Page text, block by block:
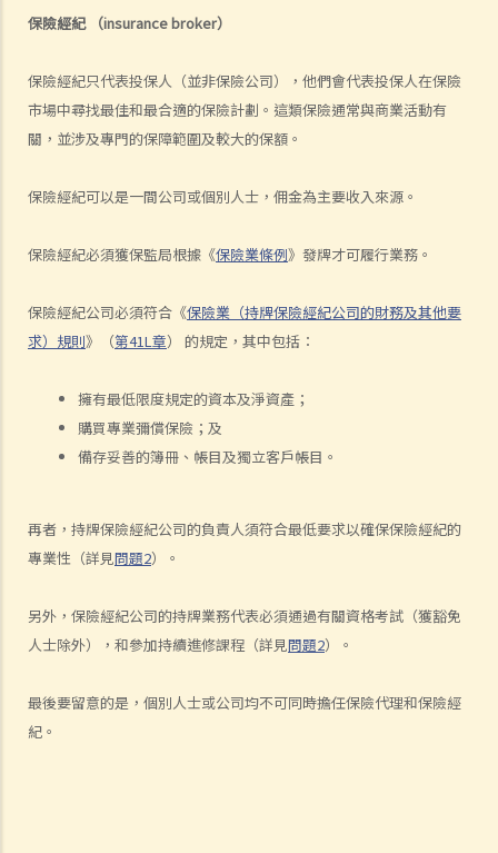
保險經紀 （insurance broker）
保險經紀只代表投保人（並非保險公司），他們會代表投保人在保險
市場中尋找最佳和最合適的保險計劃。這類保險通常與商業活動有
關，並涉及專門的保障範圍及較大的保額。
保險經紀可以是一間公司或個別人士，佣金為主要收入來源。
保險經紀必須獲保監局根據《保險業條例》發牌才可履行業務。
保險經紀公司必須符合《保險業（持牌保險經紀公司的財務及其他要
求）規則》（第41L章） 的規定，其中包括：
擁有最低限度規定的資本及淨資產；
購買專業彌償保險；及
備存妥善的簿冊、帳目及獨立客戶帳目。
再者，持牌保險經紀公司的負責人須符合最低要求以確保保險經紀的
專業性（詳見問題2）。
另外，保險經紀公司的持牌業務代表必須通過有關資格考試（獲豁免
人士除外），和參加持續進修課程（詳見問題2）。
最後要留意的是，個別人士或公司均不可同時擔任保險代理和保險經
紀。
3. 若我透過虛擬保險公司的全數碼分銷渠道購買保險，或使用保險科技
常見保險產品種類
A. 人壽保險 （包括退休保障產品）
變主意，我可否取消這份保險？
因素？我可向誰徵詢意見？
4. 我為何需要在購買長期保險保單前，提供資料以填寫財務需要分析報
表?
8. 「可撤換受益人」和「不可撤換受益人」有甚麼分別？在哪些情況
下，我才可以更改壽險保單內的「不可撤換受益人」？
成年前（即年滿18歲前）死亡，他可否獲得所有保險金？
10. 受保人已失蹤了數年，其保單受益人可否向保險公司索取死亡賠
11. 在處理索償時，保險公司會否接受中醫發出的醫療報告 / 醫生紙？
12. 我在香港購買了一份保險，但在海外受了傷。我可否向保險公司提